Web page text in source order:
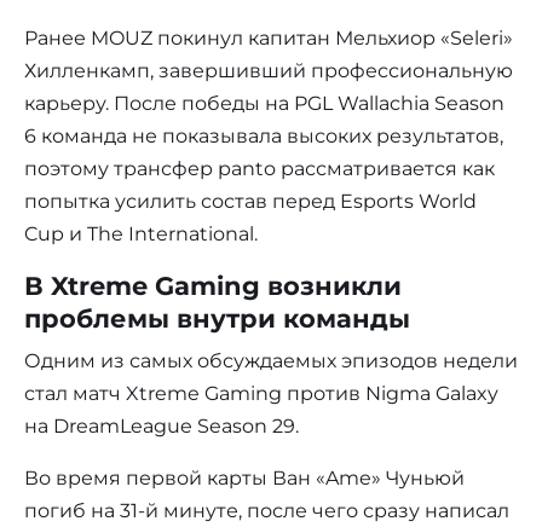
Ранее MOUZ покинул капитан Мельхиор «Seleri»
Хилленкамп, завершивший профессиональную
карьеру. После победы на PGL Wallachia Season
6 команда не показывала высоких результатов,
поэтому трансфер panto рассматривается как
попытка усилить состав перед Esports World
Cup и The International.
В Xtreme Gaming возникли
проблемы внутри команды
Одним из самых обсуждаемых эпизодов недели
стал матч Xtreme Gaming против Nigma Galaxy
на DreamLeague Season 29.
Во время первой карты Ван «Ame» Чуньюй
погиб на 31-й минуте, после чего сразу написал